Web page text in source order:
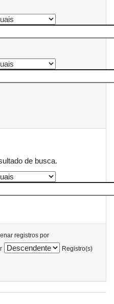
de busca.
registros por
Registro(s)